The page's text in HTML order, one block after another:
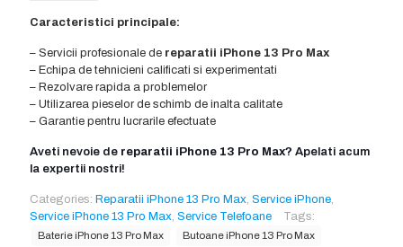
Caracteristici principale:
– Servicii profesionale de reparatii iPhone 13 Pro Max
– Echipa de tehnicieni calificati si experimentati
– Rezolvare rapida a problemelor
– Utilizarea pieselor de schimb de inalta calitate
– Garantie pentru lucrarile efectuate
Aveti nevoie de reparatii iPhone 13 Pro Max? Apelati acum
la expertii nostri!
Categories: Reparatii iPhone 13 Pro Max, Service iPhone,
Service iPhone 13 Pro Max, Service Telefoane Tags:
Baterie iPhone 13 Pro Max Butoane iPhone 13 Pro Max